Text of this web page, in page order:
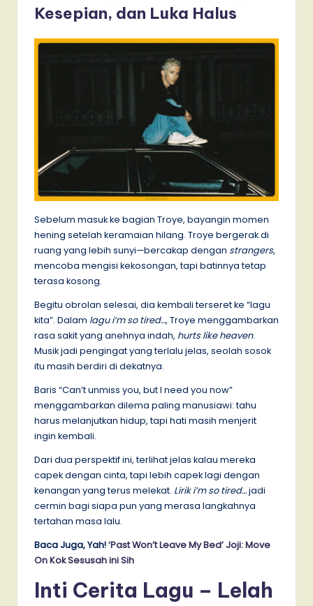
Kesepian, dan Luka Halus
Sebelum masuk ke bagian Troye, bayangin momen
hening setelah keramaian hilang. Troye bergerak di
ruang yang lebih sunyi—bercakap dengan strangers,
mencoba mengisi kekosongan, tapi batinnya tetap
terasa kosong.
Begitu obrolan selesai, dia kembali terseret ke “lagu
kita”. Dalam lagu i’m so tired…, Troye menggambarkan
rasa sakit yang anehnya indah, hurts like heaven.
Musik jadi pengingat yang terlalu jelas, seolah sosok
itu masih berdiri di dekatnya.
Baris “Can’t unmiss you, but I need you now”
menggambarkan dilema paling manusiawi: tahu
harus melanjutkan hidup, tapi hati masih menjerit
ingin kembali.
Dari dua perspektif ini, terlihat jelas kalau mereka
capek dengan cinta, tapi lebih capek lagi dengan
kenangan yang terus melekat. Lirik i’m so tired…jadi
cermin bagi siapa pun yang merasa langkahnya
tertahan masa lalu.
Baca Juga, Yah!‘Past Won’t Leave My Bed’ Joji: Move
On Kok Sesusah ini Sih
Inti Cerita Lagu – Lelah